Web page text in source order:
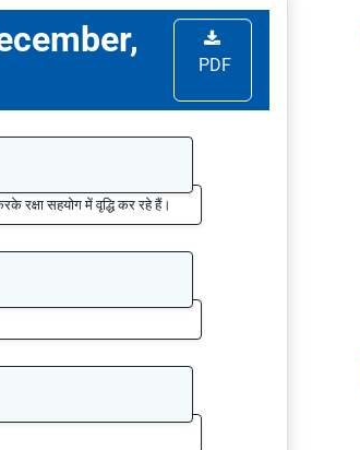
PDF
रक्षा सहयोग में वृद्धि कर रहे हैं।